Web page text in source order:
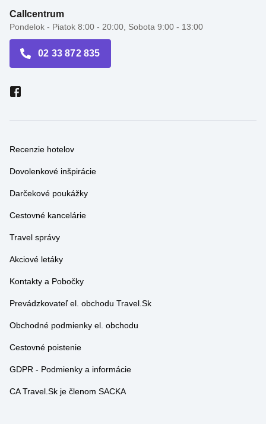
Callcentrum
Pondelok - Piatok 8:00 - 20:00, Sobota 9:00 - 13:00
02 33 872 835
Recenzie hotelov
Dovolenkové inšpirácie
Darčekové poukážky
Cestovné kancelárie
Travel správy
Akciové letáky
Kontakty a Pobočky
Prevádzkovateľ el. obchodu Travel.Sk
Obchodné podmienky el. obchodu
Cestovné poistenie
GDPR - Podmienky a informácie
CA Travel.Sk je členom SACKA